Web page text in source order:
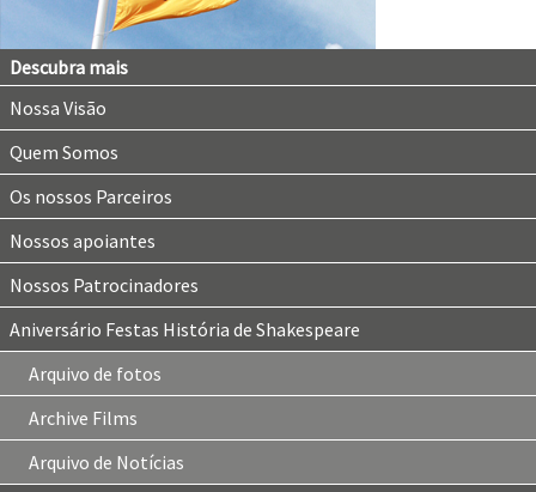
Descubra mais
Nossa Visão
Quem Somos
Os nossos Parceiros
Nossos apoiantes
Nossos Patrocinadores
Aniversário Festas História de Shakespeare
Arquivo de fotos
Archive Films
Arquivo de Notícias